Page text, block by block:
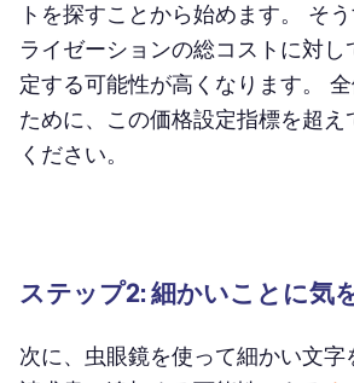
トを探すことから始めます。 そ
ライゼーションの総コストに対し
定する可能性が高くなります。
ために、この価格設定指標を超え
ください。
ステップ2: 細かいことに気
次に、虫眼鏡を使って細かい文字